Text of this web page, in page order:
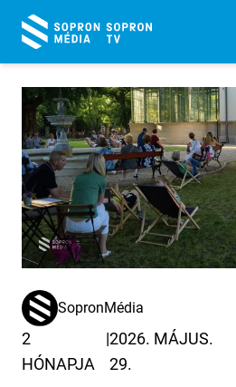
SopronMédia
2
HÓNAPJA
|2026. MÁJUS.
29.